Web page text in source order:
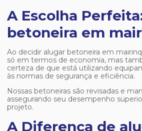
A Escolha
betoneira em
Ao decidir alugar betoneira em
só em termos de economia, mas
certeza de que está utilizando
às normas de segurança e eficiência.
Nossas betoneiras são revisadas e
assegurando seu desempenho
projeto.
A Diferença de